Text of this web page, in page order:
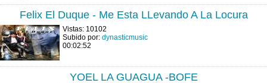
Felix El Duque - Me Esta LLevando A La Locura
Vistas: 10102
Subido por: dynasticmusic
00:02:52
YOEL LA GUAGUA -BOFE